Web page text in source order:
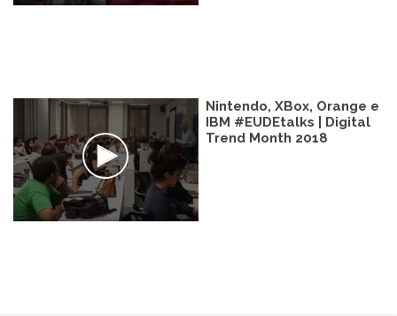
Nintendo, XBox, Orange e
IBM #EUDEtalks | Digital
Trend Month 2018